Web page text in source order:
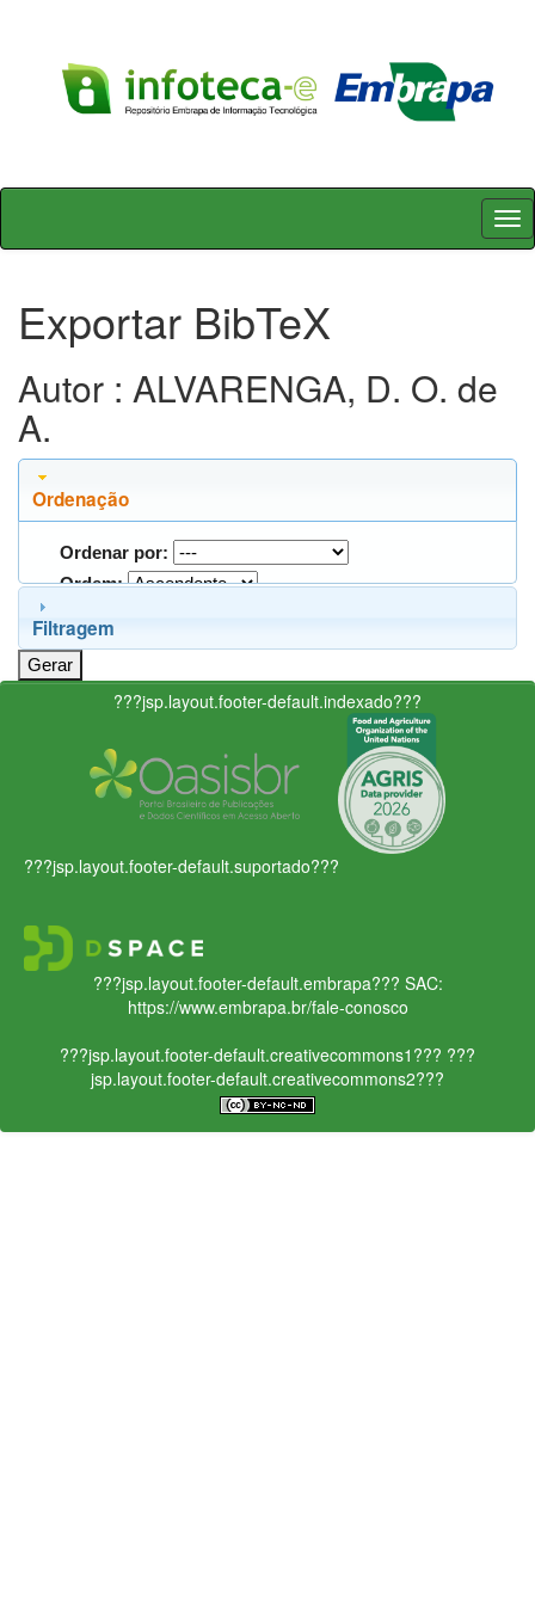
Skip
Exportar BibTeX
Autor : ALVARENGA, D. O. de
A.
Ordenação
Ordenar por:
Ordem:
Filtragem
???jsp.layout.footer-default.indexado???
???jsp.layout.footer-default.suportado???
???jsp.layout.footer-default.embrapa??? SAC:
https://www.embrapa.br/fale-conosco
???jsp.layout.footer-default.creativecommons1??? ???
jsp.layout.footer-default.creativecommons2???